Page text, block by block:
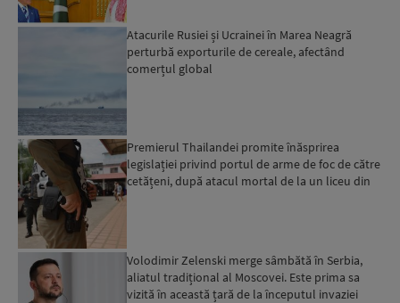
Atacurile Rusiei și Ucrainei în Marea Neagră
perturbă exporturile de cereale, afectând
comerțul global
Premierul Thailandei promite înăsprirea
legislației privind portul de arme de foc de către
cetățeni, după atacul mortal de la un liceu din
Volodimir Zelenski merge sâmbătă în Serbia,
aliatul tradițional al Moscovei. Este prima sa
vizită în această țară de la începutul invaziei